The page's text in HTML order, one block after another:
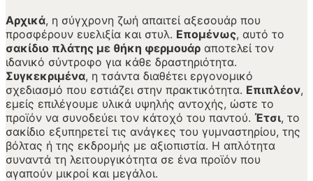
Αρχικά, η σύγχρονη ζωή απαιτεί αξεσουάρ που
προσφέρουν ευελιξία και στυλ. Επομένως, αυτό το
σακίδιο πλάτης με θήκη φερμουάρ αποτελεί τον
ιδανικό σύντροφο για κάθε δραστηριότητα.
Συγκεκριμένα, η τσάντα διαθέτει εργονομικό
σχεδιασμό που εστιάζει στην πρακτικότητα. Επιπλέον,
εμείς επιλέγουμε υλικά υψηλής αντοχής, ώστε το
προϊόν να συνοδεύει τον κάτοχό του παντού. Έτσι, το
σακίδιο εξυπηρετεί τις ανάγκες του γυμναστηρίου, της
βόλτας ή της εκδρομής με αξιοπιστία. Η απλότητα
συναντά τη λειτουργικότητα σε ένα προϊόν που
αγαπούν μικροί και μεγάλοι.